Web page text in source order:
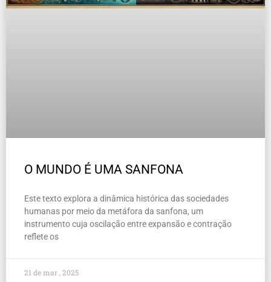
O MUNDO É UMA SANFONA
Este texto explora a dinâmica histórica das sociedades
humanas por meio da metáfora da sanfona, um
instrumento cuja oscilação entre expansão e contração
reflete os
21 de mar , 2025